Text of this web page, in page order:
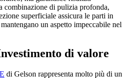
combinazione di pulizia profonda,
superficiale assicura le parti in
un aspetto impeccabile nel
di valore
di Gelson rappresenta molto più di un